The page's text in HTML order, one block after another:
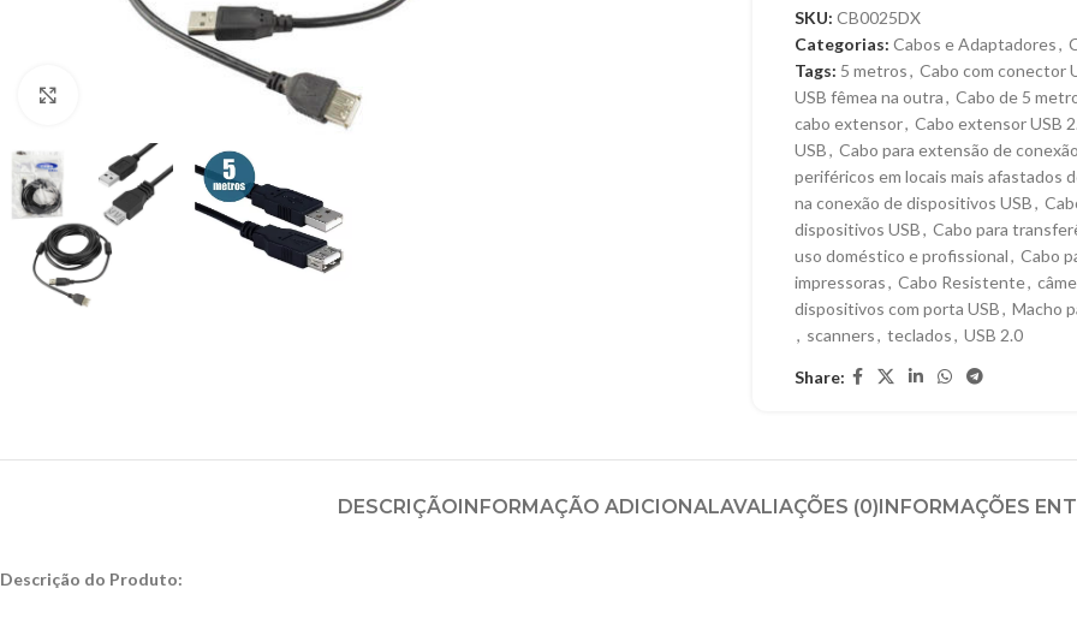
SKU: CB0025DX
Categorias: Cabos e Adaptadores,
Tags: 5 metros, Cabo com conector
USB fêmea na outra, Cabo de 5
cabo extensor, Cabo extensor USB
USB, Cabo para extensão de
periféricos em locais mais afastados
na conexão de dispositivos USB,
dispositivos USB, Cabo para
uso doméstico e profissional, Cabo
impressoras, Cabo Resistente,
dispositivos com porta USB, Macho
, scanners, teclados, USB 2.0
Share:
DESCRIÇÃOINFORMAÇÃO ADICIONALAVALIAÇÕES (0)INFORMAÇÕES
Descrição do Produto: